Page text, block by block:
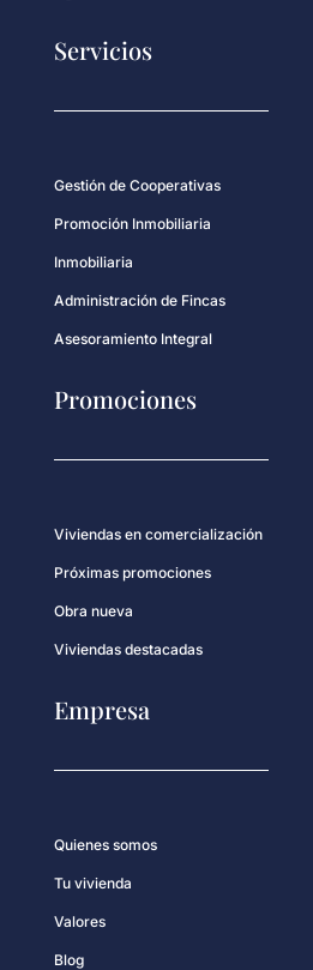
Servicios
Gestión de Cooperativas
Promoción Inmobiliaria
Inmobiliaria
Administración de Fincas
Asesoramiento Integral
Promociones
Viviendas en comercialización
Próximas promociones
Obra nueva
Viviendas destacadas
Empresa
Quienes somos
Tu vivienda
Valores
Blog